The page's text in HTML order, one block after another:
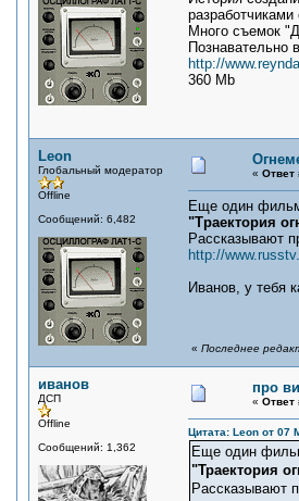
Много съемок
Познавательно
http://
360 Mb
Leon
Глобальный модератор
Offline
Сообщений: 6,482
« Ответ
Еще один фильм
"Траектория
Рассказывают
http://
Иванов, у тебя
« Последнее
иванов
ДСП
Offline
Сообщений: 1,362
про
« Ответ
Цитата: Leon от 07
Еще один
"Траектория
Рассказывают